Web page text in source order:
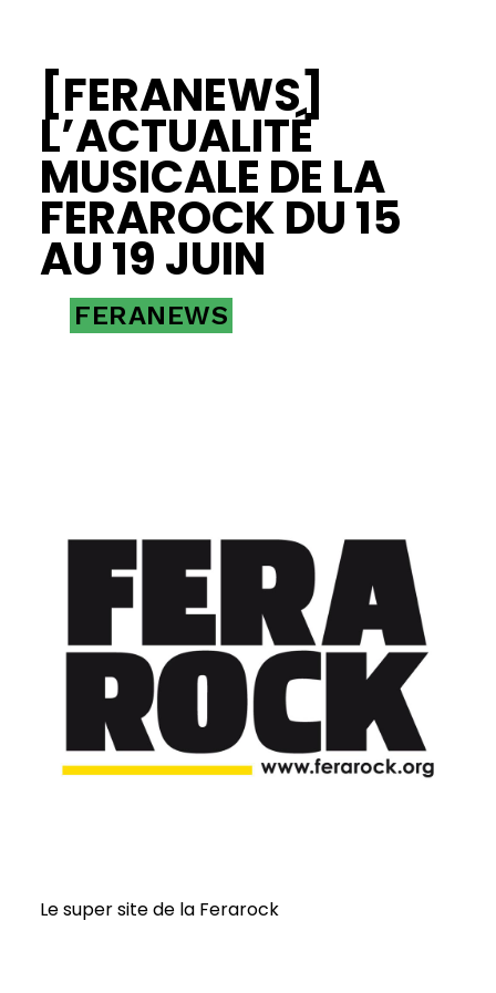
[FERANEWS]
L’ACTUALITÉ
MUSICALE DE LA
FERAROCK DU 15
AU 19 JUIN
FERANEWS
Le super site de la Ferarock